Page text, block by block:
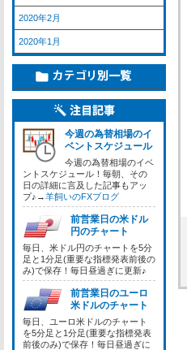
2020年2月
2020年1月
今週の為替相場のイ
ベントスケジュール
今週の為替相場のイベ
ントスケジュール！毎朝、その
日の詳細に言及した記事もアッ
プ♪→羊飼いのFXブログ
前営業日の米ドル
円のチャート
毎日、米ドル円のチャートを5分
足と1分足(重要な指標発表前後の
み)で保存！毎日昼過ぎに更新♪
前営業日のユーロ
米ドルのチャート
毎日、ユーロ米ドルのチャート
を5分足と1分足(重要な指標発表
前後のみ)で保存！毎日昼過ぎに